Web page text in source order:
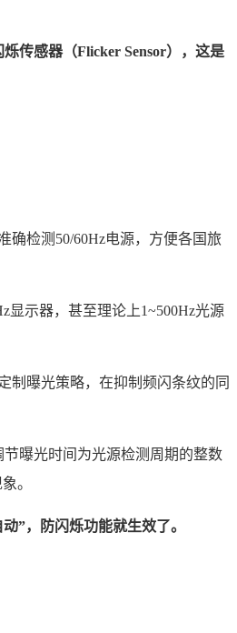
传感器（Flicker Sensor），这是
确检测50/60Hz电源，方便各国旅
显示器，甚至理论上1~500Hz光源
制曝光策略，在抑制频闪条纹的同
曝光时间为光源检测周期的整数
。
”，防闪烁功能就生效了。